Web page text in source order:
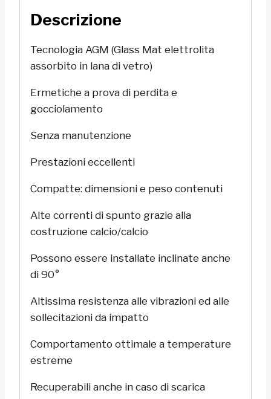
Descrizione
Tecnologia AGM (Glass Mat elettrolita
assorbito in lana di vetro)
Ermetiche a prova di perdita e
gocciolamento
Senza manutenzione
Prestazioni eccellenti
Compatte: dimensioni e peso contenuti
Alte correnti di spunto grazie alla
costruzione calcio/calcio
Possono essere installate inclinate anche
di 90°
Altissima resistenza alle vibrazioni ed alle
sollecitazioni da impatto
Comportamento ottimale a temperature
estreme
Recuperabili anche in caso di scarica